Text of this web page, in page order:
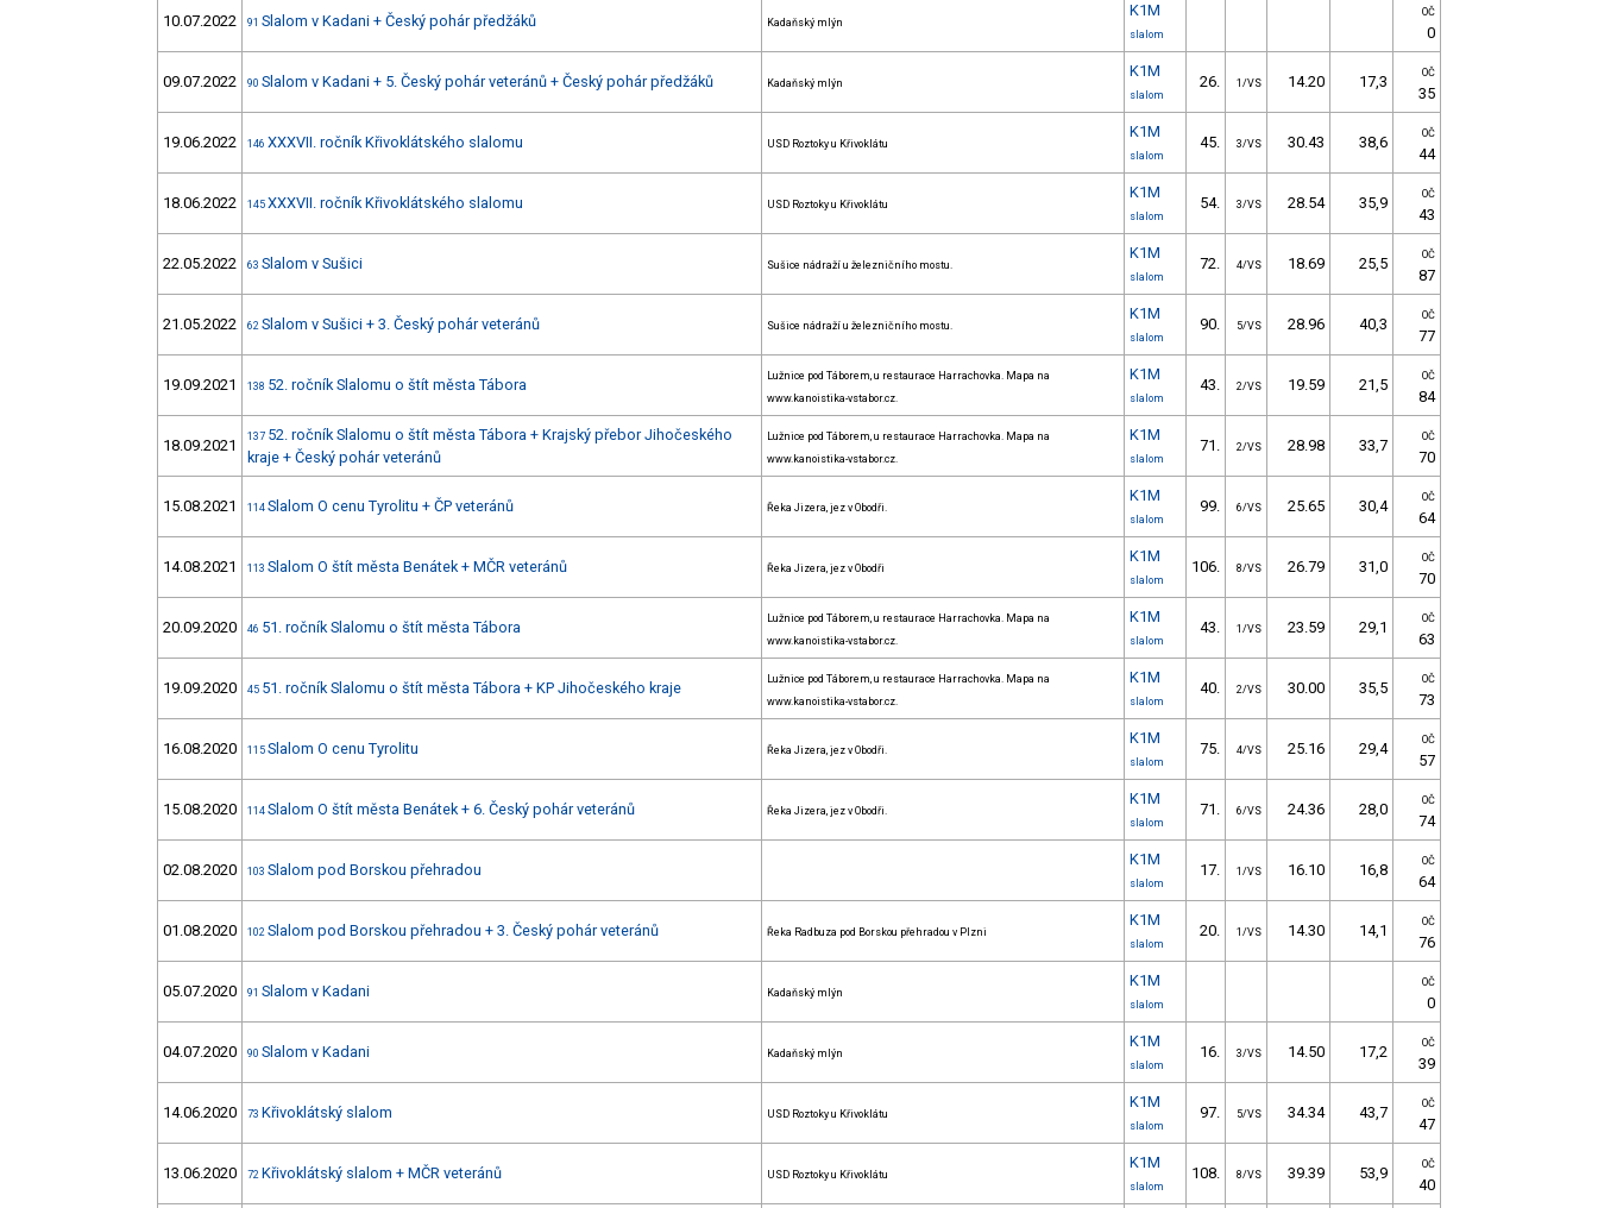
10.07.2022 91 Slalom v Kadani + Český pohár předžáků Kadaňský mlýn
K1M
slalom
OČ
0
09.07.2022 90 Slalom v Kadani + 5. Český pohár veteránů + Český pohár předžáků Kadaňský mlýn
K1M
slalom
26. 1/VS 14.20 17,3 OČ
35
19.06.2022 146 XXXVII. ročník Křivoklátského slalomu USD Roztoky u Křivoklátu
K1M
slalom
45. 3/VS 30.43 38,6 OČ
44
18.06.2022 145 XXXVII. ročník Křivoklátského slalomu USD Roztoky u Křivoklátu
K1M
slalom
54. 3/VS 28.54 35,9 OČ
43
22.05.2022 63 Slalom v Sušici Sušice nádraží u železničního mostu.
K1M
slalom
72. 4/VS 18.69 25,5 OČ
87
21.05.2022 62 Slalom v Sušici + 3. Český pohár veteránů Sušice nádraží u železničního mostu.
K1M
slalom
90. 5/VS 28.96 40,3 OČ
77
19.09.2021 138 52. ročník Slalomu o štít města Tábora
Lužnice pod Táborem, u restaurace Harrachovka. Mapa na
www.kanoistika-vstabor.cz.
K1M
slalom
43. 2/VS 19.59 21,5 OČ
84
18.09.2021 137 52. ročník Slalomu o štít města Tábora + Krajský přebor Jihočeského
kraje + Český pohár veteránů
Lužnice pod Táborem, u restaurace Harrachovka. Mapa na
www.kanoistika-vstabor.cz.
K1M
slalom
71. 2/VS 28.98 33,7 OČ
70
15.08.2021 114 Slalom O cenu Tyrolitu + ČP veteránů Řeka Jizera, jez v Obodři.
K1M
slalom
99. 6/VS 25.65 30,4 OČ
64
14.08.2021 113 Slalom O štít města Benátek + MČR veteránů Řeka Jizera, jez v Obodři
K1M
slalom
106. 8/VS 26.79 31,0 OČ
70
20.09.2020 46 51. ročník Slalomu o štít města Tábora
Lužnice pod Táborem, u restaurace Harrachovka. Mapa na
www.kanoistika-vstabor.cz.
K1M
slalom
43. 1/VS 23.59 29,1 OČ
63
19.09.2020 45 51. ročník Slalomu o štít města Tábora + KP Jihočeského kraje
Lužnice pod Táborem, u restaurace Harrachovka. Mapa na
www.kanoistika-vstabor.cz.
K1M
slalom
40. 2/VS 30.00 35,5 OČ
73
16.08.2020 115 Slalom O cenu Tyrolitu Řeka Jizera, jez v Obodři.
K1M
slalom
75. 4/VS 25.16 29,4 OČ
57
15.08.2020 114 Slalom O štít města Benátek + 6. Český pohár veteránů Řeka Jizera, jez v Obodři.
K1M
slalom
71. 6/VS 24.36 28,0 OČ
74
02.08.2020 103 Slalom pod Borskou přehradou
K1M
slalom
17. 1/VS 16.10 16,8 OČ
64
01.08.2020 102 Slalom pod Borskou přehradou + 3. Český pohár veteránů Řeka Radbuza pod Borskou přehradou v Plzni
K1M
slalom
20. 1/VS 14.30 14,1 OČ
76
05.07.2020 91 Slalom v Kadani Kadaňský mlýn
K1M
slalom
OČ
0
04.07.2020 90 Slalom v Kadani Kadaňský mlýn
K1M
slalom
16. 3/VS 14.50 17,2 OČ
39
14.06.2020 73 Křivoklátský slalom USD Roztoky u Křivoklátu
K1M
slalom
97. 5/VS 34.34 43,7 OČ
47
13.06.2020 72 Křivoklátský slalom + MČR veteránů USD Roztoky u Křivoklátu
K1M
slalom
108. 8/VS 39.39 53,9 OČ
40